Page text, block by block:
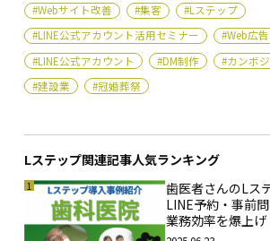
#Webサイト改善 #集客
#Lステップ
#LINE公式アカウント活用セミナー
#Web広告
#LINE公式アカウント
#DM制作 #カンボ
#建設業
#冠婚葬祭
Lステップ関連記事人気ランキング
1
歯医者さんのLス
LINE予約・事前
業務効率を爆上げ